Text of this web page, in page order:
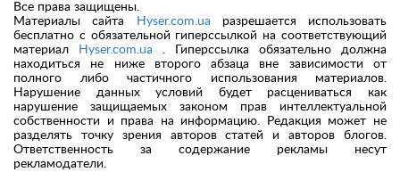
Все права защищены.
Материалы сайта
Hyser.com.ua разрешается использовать
бесплатно с обязательной гиперссылкой на соответствующий
материал
Hyser.com.ua . Гиперссылка обязательно должна
находиться не ниже второго абзаца вне зависимости от
полного либо частичного использования материалов.
Нарушение данных условий будет расцениваться как
нарушение защищаемых законом прав интеллектуальной
собственности и права на информацию. Редакция может не
разделять точку зрения авторов статей и авторов блогов.
Ответственность за содержание рекламы несут
рекламодатели.